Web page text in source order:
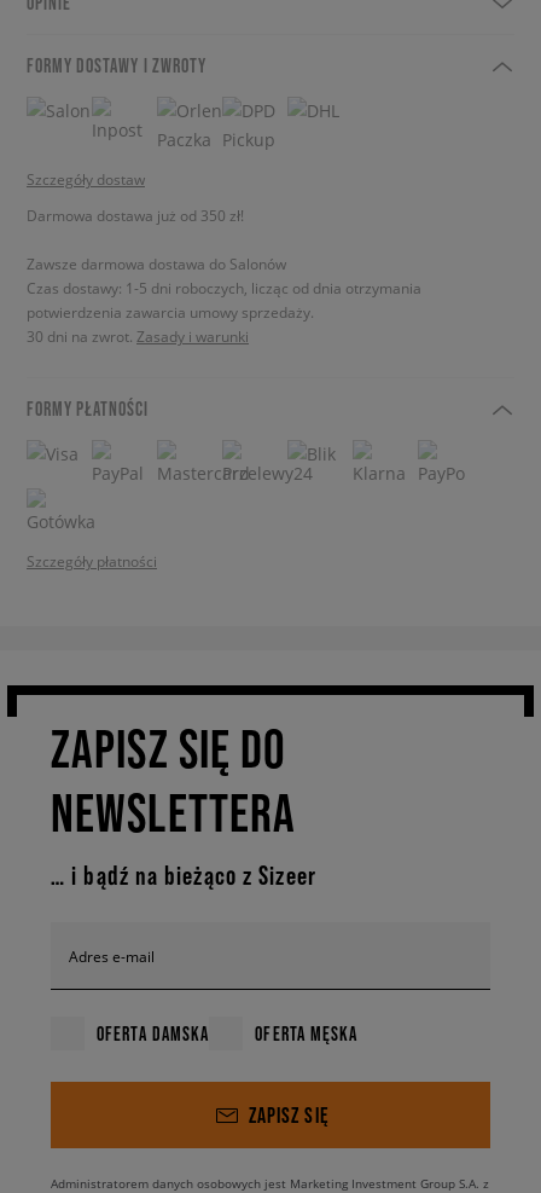
FORMY DOSTAWY I ZWROTY
Szczegóły dostaw
Darmowa dostawa już od 350 zł!
Zawsze darmowa dostawa do Salonów
Czas dostawy: 1-5 dni roboczych, licząc od dnia otrzymania
potwierdzenia zawarcia umowy sprzedaży.
30 dni na zwrot. Zasady i warunki
FORMY PŁATNOŚCI
Szczegóły płatności
ZAPISZ SIĘ DO
NEWSLETTERA
… i bądź na bieżąco z Sizeer
Adres e-mail
OFERTA DAMSKA OFERTA MĘSKA
ZAPISZ SIĘ
Administratorem danych osobowych jest Marketing Investment Group S.A. z